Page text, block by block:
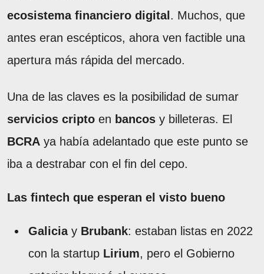
ecosistema financiero digital . Muchos, que
antes eran escépticos, ahora ven factible una
apertura más rápida del mercado.
Una de las claves es la posibilidad de sumar
servicios cripto en bancos y billeteras. El
BCRA ya había adelantado que este punto se
iba a destrabar con el fin del cepo.
Las fintech que esperan el visto bueno
Galiciay Brubank: estaban listas en 2022
con la startup Lirium, pero el Gobierno